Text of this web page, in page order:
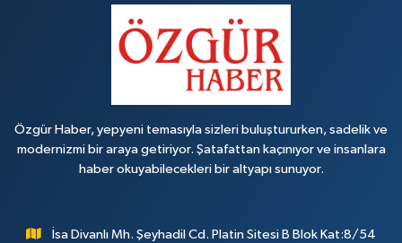
Özgür Haber, yepyeni temasıyla sizleri buluştururken, sadelik ve
modernizmi bir araya getiriyor. Şatafattan kaçınıyor ve insanlara
haber okuyabilecekleri bir altyapı sunuyor.
İsa Divanlı Mh. Şeyhadil Cd. Platin Sitesi B Blok Kat:8/54